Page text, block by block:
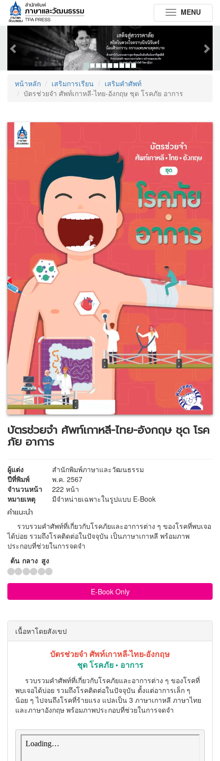
Toggle
navigation
MENU
Previous
หน้าหลัก เสริมการเรียน
เสริมคำศัพท์
บัตรช่วยจำ ศัพท์เกาหลี-ไทย-อังกฤษ ชุด โรคภัย อาการ
บัตรช่วยจำ ศัพท์เกาหลี-ไทย-อังกฤษ ชุด โรค
ภัย อาการ
ผู้แต่ง
สำนักพิมพ์ภาษาและวัฒนธรรม
ปีที่พิมพ์
พ.ค. 2567
จำนวนหน้า
222 หน้า
หมายเหตุ
มีจำหน่ายเฉพาะในรูปแบบ E-Book
คำแนะนำ
รวบรวมคำศัพท์ที่เกี่ยวกับโรคภัยและอาการต่าง ๆ ของโรคที่พบเจอ
ได้บ่อย รวมถึงโรคติดต่อในปัจจุบัน เป็นภาษาเกาหลี พร้อมภาพ
ประกอบที่ช่วยในการจดจำ
ต้น กลาง สูง
E-Book Only
เนื้อหาโดยสังเขป
บัตรช่วยจำ ศัพท์เกาหลี-ไทย-อังกฤษ
ชุด โรคภัย • อาการ
รวบรวมคำศัพท์ที่เกี่ยวกับโรคภัยและอาการต่าง ๆ ของโรคที่
พบเจอได้บ่อย รวมถึงโรคติดต่อในปัจจุบัน ตั้งแต่อาการเล็ก ๆ
น้อย ๆ ไปจนถึงโรคที่ร้ายแรง แปลเป็น 3 ภาษาเกาหลี ภาษาไทย
และภาษาอังกฤษ พร้อมภาพประกอบที่ช่วยในการจดจำ